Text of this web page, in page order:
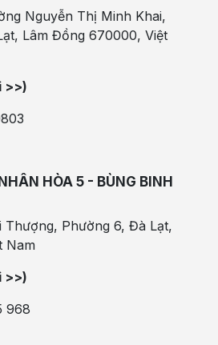
Nguyễn Thị Minh Khai,
Lâm Đồng 670000, Việt
>>)
HÒA 5 - BÙNG BINH
Thượng, Phường 6, Đà Lạt,
Nam
>>)
968